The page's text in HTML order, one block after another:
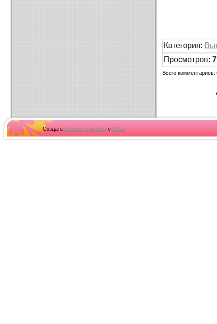
Категория:
Просмотров:
Всего комментариев:
Создать бесплатный сайтс uCoz